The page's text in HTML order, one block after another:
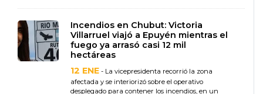
Incendios en Chubut: Victoria
Villarruel viajó a Epuyén mientras el
fuego ya arrasó casi 12 mil
hectáreas
12 ENE - La vicepresidenta recorrió la zona
afectada y se interiorizó sobre el operativo
desplegado para contener los incendios, en un